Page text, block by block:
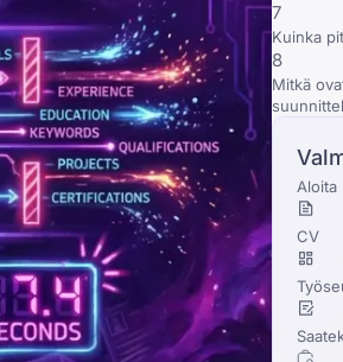
7
Kuinka
8
Mitkä
Aloita
CV